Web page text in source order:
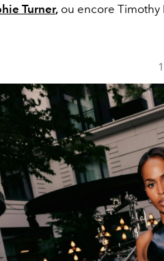
Turner, ou encore Timothy
1